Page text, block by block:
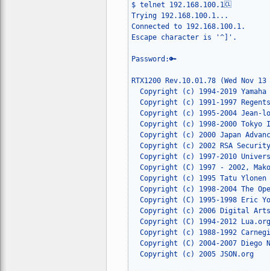
$ telnet 192.168.100.1🆑
Trying 192.168.100.1...
Connected to 192.168.100.1.
Escape character is '^]'.
Password:🔑
RTX1200 Rev.10.01.78 (Wed Nov
Copyright (c) 1994-2019
Copyright (c) 1991-1997
Copyright (c) 1995-2004 Jean-
Copyright (c) 1998-2000 Tokyo
Copyright (c) 2000 Japan
Copyright (c) 2002 RSA
Copyright (c) 1997-2010
Copyright (C) 1997 - 2002,
Copyright (c) 1995 Tatu
Copyright (c) 1998-2004 The
Copyright (C) 1995-1998 Eric
Copyright (c) 2006 Digital
Copyright (C) 1994-2012
Copyright (c) 1988-1992
Copyright (C) 2004-2007 Diego
  Copyright (c) 2005 JSON.org